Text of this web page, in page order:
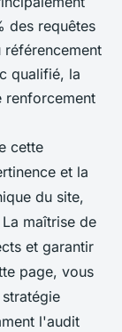
des requêtes
qualifié, la
renforcement
cette
et la
du site,
maîtrise de
et garantir
page, vous
l'audit